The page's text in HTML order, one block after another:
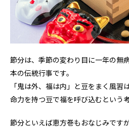
節分は、季節の変わり目に一年の無
本の伝統行事です。
「鬼は外、福は内」と豆をまく風習
命力を持つ豆で福を呼び込むという
節分といえば恵方巻もおなじみです